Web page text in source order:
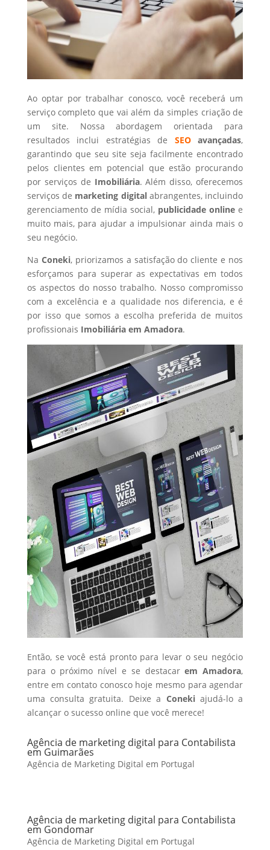
Ao optar por trabalhar conosco, você receberá um
serviço completo que vai além da simples criação de
um site. Nossa abordagem orientada para
resultados inclui estratégias de SEOavançadas,
garantindo que seu site seja facilmente encontrado
pelos clientes em potencial que estão procurando
por serviços de Imobiliária. Além disso, oferecemos
serviços de marketing digital abrangentes, incluindo
gerenciamento de mídia social, publicidade online e
muito mais, para ajudar a impulsionar ainda mais o
seu negócio.
Na Coneki, priorizamos a satisfação do cliente e nos
esforçamos para superar as expectativas em todos
os aspectos do nosso trabalho. Nosso compromisso
com a excelência e a qualidade nos diferencia, e é
por isso que somos a escolha preferida de muitos
profissionais Imobiliáriaem Amadora.
Então, se você está pronto para levar o seu negócio
para o próximo nível e se destacarem Amadora,
entre em contato conosco hoje mesmo para agendar
uma consulta gratuita. Deixe a Conekiajudá-lo a
alcançar o sucesso online que você merece!
Agência de marketing digital para Contabilista
em Guimarães
Agência de Marketing Digital em Portugal
Agência de marketing digital para Contabilista
em Gondomar
Agência de Marketing Digital em Portugal